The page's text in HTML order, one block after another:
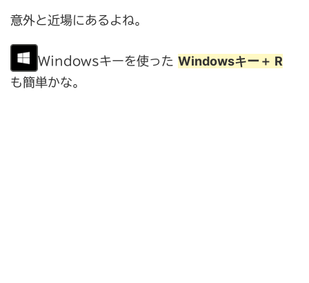
意外と近場にあるよね。
Windowsキーを使った Windowsキー＋ R
も簡単かな。